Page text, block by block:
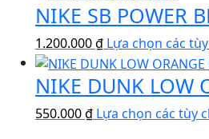
NIKE SB POWER
1.200.000₫ Lựa chọn các
NIKE DUNK LOW
550.000₫ Lựa chọn các tùy